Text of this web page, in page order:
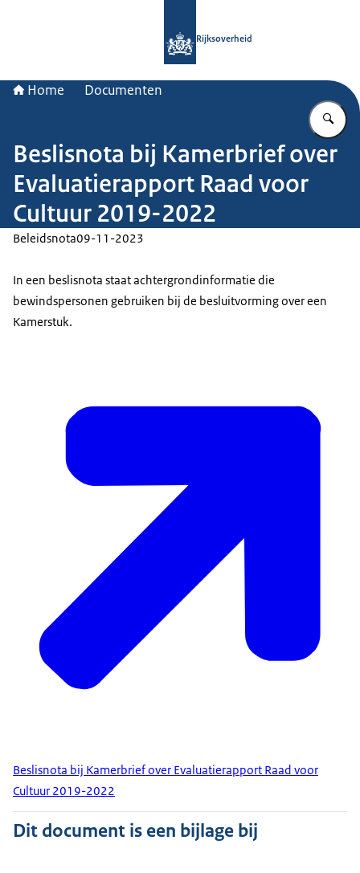
Rijksoverheid
Home Documenten
Beslisnota bij Kamerbrief over
Evaluatierapport Raad voor
Cultuur 2019-2022
Beleidsnota09-11-2023
In een beslisnota staat achtergrondinformatie die
bewindspersonen gebruiken bij de besluitvorming over een
Kamerstuk.
Beslisnota bij Kamerbrief over Evaluatierapport Raad voor
Cultuur 2019-2022
Dit document is een bijlage bij